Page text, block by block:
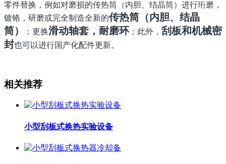
零件替换，例如对磨损的传热筒（内胆、结晶筒）进行珩磨，
镀铬，研磨或完全制造全新的传热筒（内胆、结晶
筒）
；更换滑动轴套，耐磨环 ；此外， 刮板和机械密
封也可以进行国产化配件更新。
相关推荐
小型刮板式换热实验设备